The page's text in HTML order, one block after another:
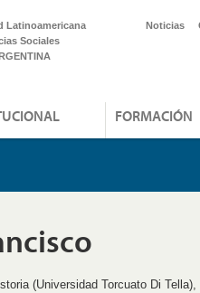
Latinoamericana
Sociales
Noticias
FORMACIÓN
(Universidad Torcuato Di